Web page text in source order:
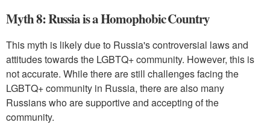
Myth 8: Russia is a Homophobic Country
This myth is likely due to Russia's controversial laws and
attitudes towards the LGBTQ+ community. However, this is
not accurate. While there are still challenges facing the
LGBTQ+ community in Russia, there are also many
Russians who are supportive and accepting of the
community.